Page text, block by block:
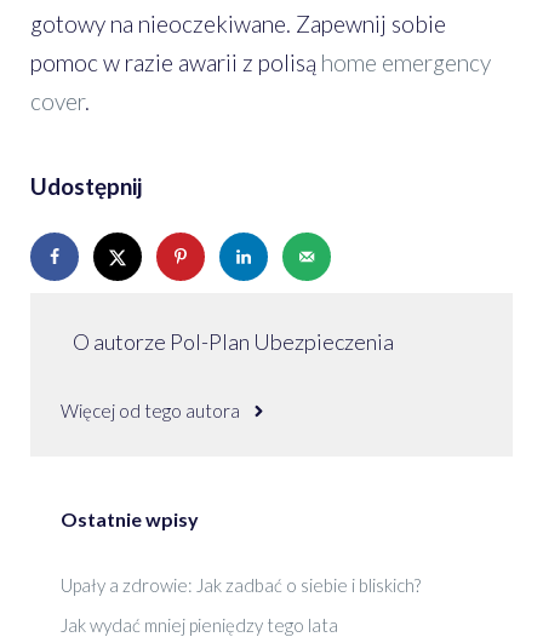
gotowy na nieoczekiwane. Zapewnij sobie
pomoc w razie awarii z polisą home emergency
cover.
Udostępnij
O autorze Pol-Plan Ubezpieczenia
Więcej od tego autora
Ostatnie wpisy
Upały a zdrowie: Jak zadbać o siebie i bliskich?
Jak wydać mniej pieniędzy tego lata